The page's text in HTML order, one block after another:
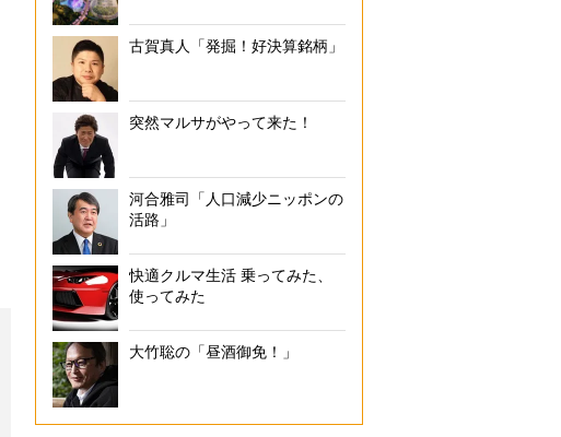
古賀真人「発掘！好決算銘柄」
突然マルサがやって来た！
河合雅司「人口減少ニッポンの
活路」
快適クルマ生活 乗ってみた、
使ってみた
大竹聡の「昼酒御免！」